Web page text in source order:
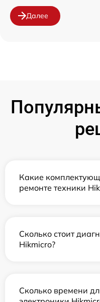
Далее
Какие
ремонте техники
Сколько стоит
Hikmicro?
Сколько времени